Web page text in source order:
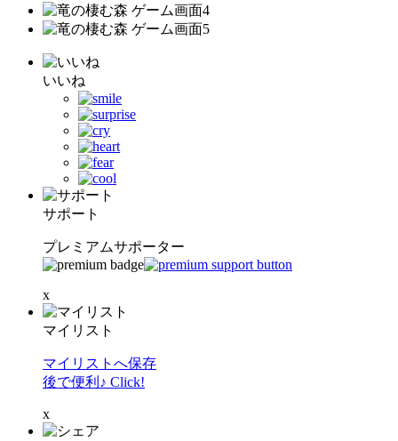
いいね
サポート
プレミアムサポーター
x
マイリスト
マイリストへ保存
後で便利♪ Click!
x